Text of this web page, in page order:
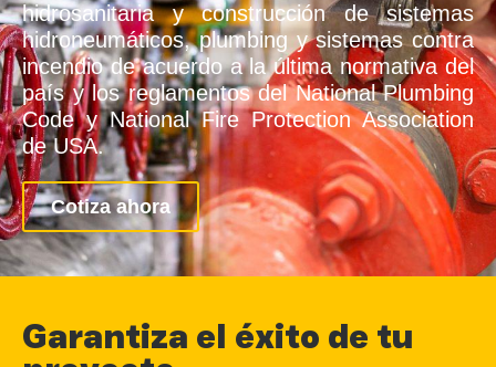
hidrosanitaria y construcción de sistemas
hidroneumáticos, plumbing y sistemas contra
incendio de acuerdo a la última normativa del
país y los reglamentos del National Plumbing
Code y National Fire Protection Association
de USA.
Cotiza ahora
Garantiza el éxito de tu